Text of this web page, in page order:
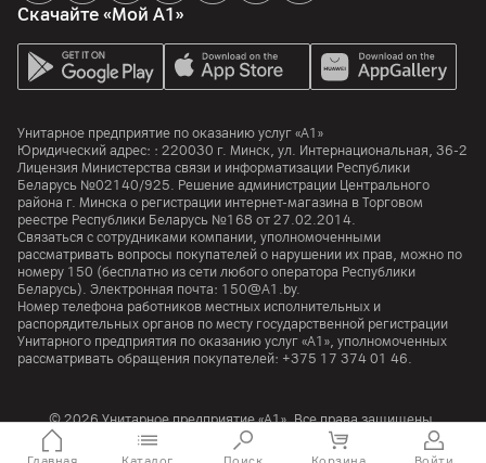
Скачайте «Мой А1»
Унитарное предприятие по оказанию услуг «А1»
Юридический адрес: : 220030 г. Минск, ул. Интернациональная, 36-2
Лицензия Министерства связи и информатизации Республики
Беларусь №02140/925. Решение администрации Центрального
района г. Минска о регистрации интернет-магазина в Торговом
реестре Республики Беларусь №168 от 27.02.2014.
Связаться с сотрудниками компании, уполномоченными
рассматривать вопросы покупателей о нарушении их прав, можно по
номеру 150 (бесплатно из сети любого оператора Республики
Беларусь). Электронная почта: 150@A1.by.
Номер телефона работников местных исполнительных и
распорядительных органов по месту государственной регистрации
Унитарного предприятия по оказанию услуг «А1», уполномоченных
рассматривать обращения покупателей: +375 17 374 01 46.
© 2026 Унитарное предприятие «А1». Все права защищены.
A1 Austria
A1 Croatia A1 Bulgaria A1 Macedonia A1 Slovenia